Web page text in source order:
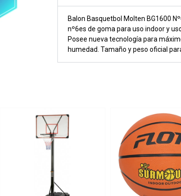
Balon Basquetbol Molten BG1600
nº6es de goma para uso indoor y
Posee nueva tecnología para
humedad. Tamaño y peso oficial